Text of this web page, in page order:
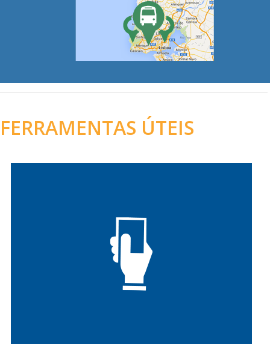
FERRAMENTAS ÚTEIS